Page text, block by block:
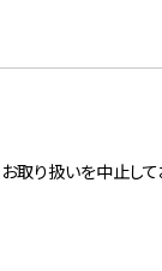
扱いを中止して